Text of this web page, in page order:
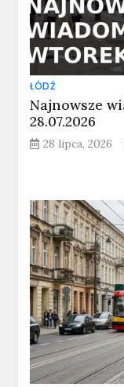
ŁÓDŹ
Najnowsze
28.07.2026
28 lipca, 2026